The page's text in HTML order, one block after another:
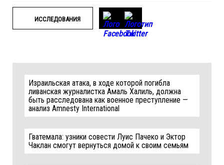
ИССЛЕДОВАНИЯ
Израильская атака, в ходе которой погибла
ливанская журналистка Амаль Халиль, должна
быть расследована как военное преступление —
анализ Amnesty International
Гватемала: узники совести Луис Пачеко и Эктор
Чаклан смогут вернуться домой к своим семьям